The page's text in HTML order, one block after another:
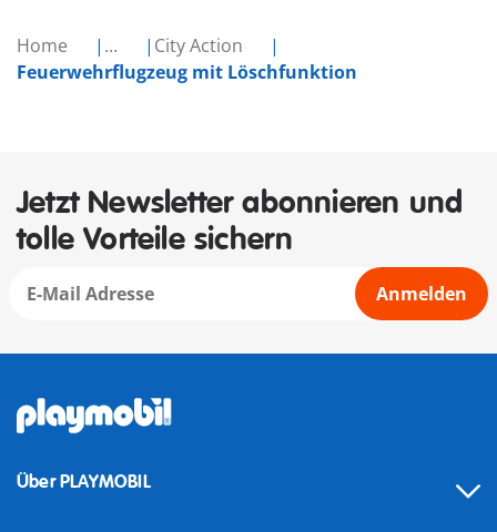
Home ...
City Action
Feuerwehrflugzeug mit Löschfunktion
Jetzt Newsletter abonnieren und
tolle Vorteile sichern
Anmelden
Über PLAYMOBIL